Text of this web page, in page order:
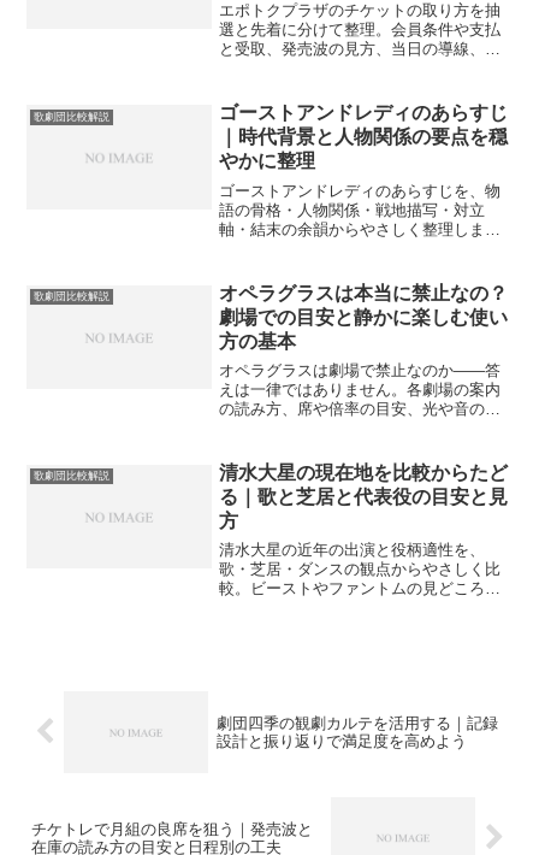
エポトクプラザのチケットの取り方を抽
選と先着に分けて整理。会員条件や支払
と受取、発売波の見方、当日の導線、比
型です。
歌劇団比較解説
ゴーストアンドレディのあらすじ
｜時代背景と人物関係の要点を穏
やかに整理
ゴーストアンドレディのあらすじを、物
語の骨格・人物関係・戦地描写・対立
軸・結末の余韻からやさしく整理しま
歌劇団比較解説
オペラグラスは本当に禁止なの？
劇場での目安と静かに楽しむ使い
方の基本
オペラグラスは劇場で禁止なのか――答
えは一律ではありません。各劇場の案内
の読み方、席や倍率の目安、光や音の配
案内します。
歌劇団比較解説
清水大星の現在地を比較からたど
る｜歌と芝居と代表役の目安と見
方
清水大星の近年の出演と役柄適性を、
歌・芝居・ダンスの観点からやさしく比
較。ビーストやファントムの見どころ、
劇団四季の観劇カルテを活用する｜記録
設計と振り返りで満足度を高めよう
チケトレで月組の良席を狙う｜発売波と
在庫の読み方の目安と日程別の工夫